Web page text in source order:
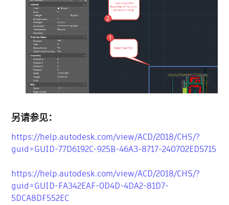
另请参见：
https://help.autodesk.com/view/ACD/2018/CHS/?
guid=GUID-77D6192C-925B-46A3-8717-240702ED5715
https://help.autodesk.com/view/ACD/2018/CHS/?
guid=GUID-FA342EAF-0D4D-4DA2-81D7-
5DCA8DF552EC